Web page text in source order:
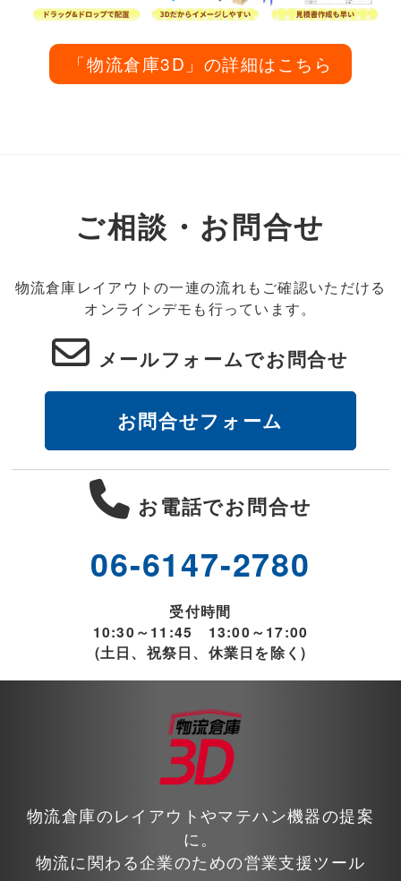
「物流倉庫3D」の詳細はこちら
ご相談・お問合せ
物流倉庫レイアウトの一連の流れもご確認いただける
オンラインデモも行っています。
メールフォームでお問合せ
お問合せフォーム
お電話でお問合せ
06-6147-2780
受付時間
10:30～11:45 13:00～17:00
(土日、祝祭日、休業日を除く)
物流倉庫のレイアウトやマテハン機器の提案
に。
物流に関わる企業のための営業支援ツール